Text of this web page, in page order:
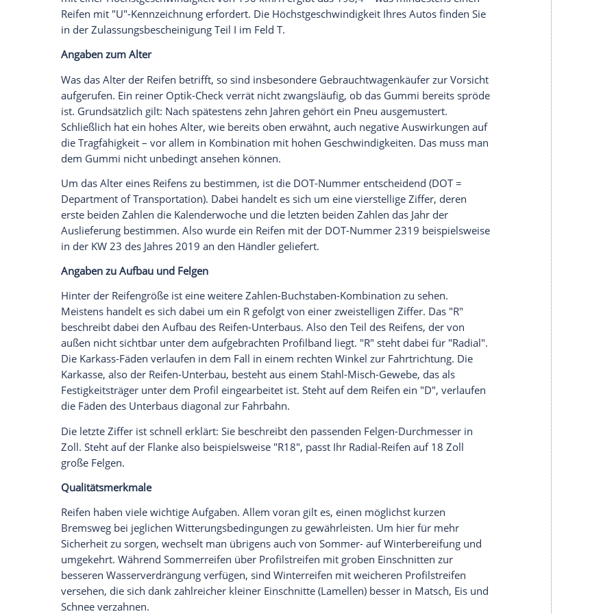
hohem Lastindex zu fahren, denn damit sind Sie kurvenstabiler unterwegs. Wer jedoch
Pneus mit einer zu geringen Traglast aufzieht, riskiert neben der eigenen Sicherheit ein
Bußgeld, die Stilllegung des Fahrzeugs und Punkte in Flensburg.
Angaben zur Höchstgeschwindigkeit
Der Bugatti Veyron schafft maximal 408 km/h. Allerdings hält das Hypercar dieses irre
Tempo nur zwölf lMinuten lang durch, weil dann der Tank leer ist. Gut so, denn nach 14
Minuten würden sich die Reifen verabschieden. Für den Alltag des Otto-Normal-Fahrers
Straßenverkehr: je schneller die Fahrt, desto größer die Belastung für den Reifen.
Zusammen mit dem Traglastindex ist der Speedindex maßgeblich für den Preis eines
Reifens verantwortlich. Je belastbarer, desto teurer.
Der Indexwert ist auf der Reifenflanke jener Buchstabe, der üblicherweise neben dem
Lastindex steht. Im Beispiel unseres Titelbildes also das "Y" hinter der "97". Die Skala
beginnt bei A1 und beschreibt hier eine maximal zugelassene Höchstgeschwindigkeit von 5
km/h. Weil Sie aber nicht mit einer Schubkarre über die Autobahn fahren, wird es wohl
frühestens ab "F" interessant. Die Mindestanforderung an ein Fahrzeug ergibt sich aus der
Formel(Höchstgeschwindigkeit + 6,5 km/h) + (0,01 x Höchstgeschwindigkeit) . Für ein Auto
mit einer Höchstgeschwindigkeit von 190 km/h ergibt das 198,4 – was mindestens einen
Reifen mit "U"-Kennzeichnung erfordert. Die Höchstgeschwindigkeit Ihres Autos finden Sie
in der Zulassungsbescheinigung Teil I im Feld T.
Angaben zum Alter
Was das Alter der Reifen betrifft, so sind insbesondere Gebrauchtwagenkäufer zur Vorsicht
aufgerufen. Ein reiner Optik-Check verrät nicht zwangsläufig, ob das Gummi bereits spröde
ist. Grundsätzlich gilt: Nach spätestens zehn Jahren gehört ein Pneu ausgemustert.
Schließlich hat ein hohes Alter, wie bereits oben erwähnt, auch negative Auswirkungen auf
die Tragfähigkeit – vor allem in Kombination mit hohen Geschwindigkeiten. Das muss man
dem Gummi nicht unbedingt ansehen können.
Um das Alter eines Reifens zu bestimmen, ist die DOT-Nummer entscheidend (DOT =